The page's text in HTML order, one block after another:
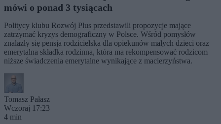
mówi o ponad 3 tysiącach
Politycy klubu Rozwój Plus przedstawili propozycje mające
zatrzymać kryzys demograficzny w Polsce. Wśród pomysłów
znalazły się pensja rodzicielska dla opiekunów małych dzieci oraz
emerytalna składka rodzinna, która ma rekompensować rodzicom
niższe świadczenia emerytalne wynikające z macierzyństwa.
Tomasz Pałasz
Wczoraj 17:23
4 min